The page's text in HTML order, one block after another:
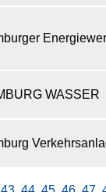
WASSER